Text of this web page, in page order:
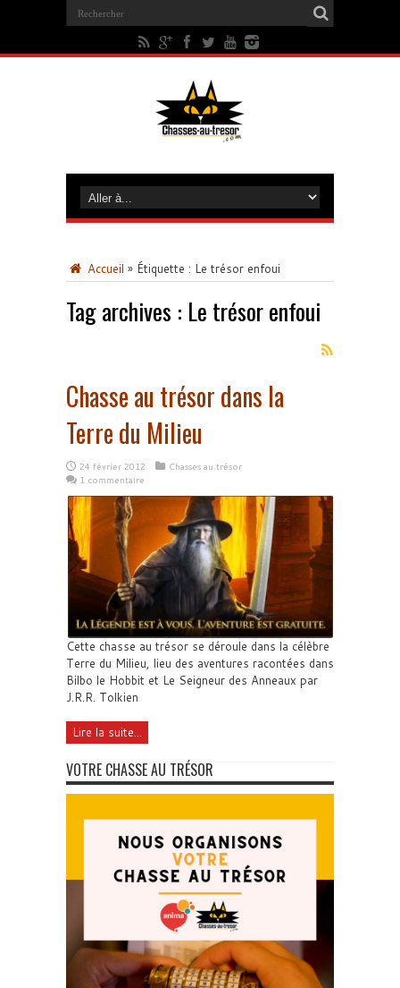
Accueil » Étiquette : Le trésor enfoui
Tag archives : Le trésor enfoui
Chasse au trésor dans la
Terre du Milieu
24 février 2012
Chasses au trésor
1 commentaire
Cette chasse au trésor se déroule dans la célèbre
Terre du Milieu, lieu des aventures racontées dans
Bilbo le Hobbit et Le Seigneur des Anneaux par
J.R.R. Tolkien
Lire la suite...
VOTRE CHASSE AU TRÉSOR